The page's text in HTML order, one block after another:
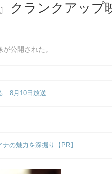
クランクアップ
公開された。
…8月10日放送
の魅力を深掘り【PR】